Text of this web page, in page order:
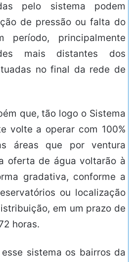
pelo sistema podem
de pressão ou falta do
período, principalmente
mais distantes dos
no final da rede de
que, tão logo o Sistema
volte a operar com 100%
áreas que por ventura
oferta de água voltarão à
gradativa, conforme a
ou localização
em um prazo de
horas.
sistema os bairros da